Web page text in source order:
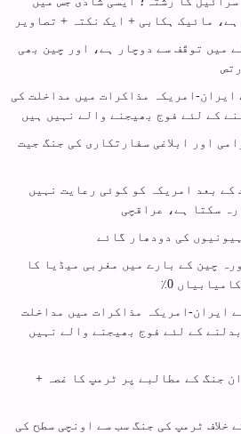
ہے، مائیک ہکابی + ایک نکتہ + تصاویر
میں توقّف سے دوچار ہے، اور چین بھی
ایران-امریکہ مذاکرات میں مداخلت کی
کے لئے فوج بھیجنے والے نہیں ہیں
اور ابلاغی سفارتکاری کی جنگ جیت
کے بعد امریکہ کو کوئی رعایت نہیں
سکتا ہے، عراقچی
کی دودھار گائے
چین کے بارے میں مغربی میڈیا کا
ایران-امریکہ مذاکرات میں مداخلت
کے لئے فوج بھیجنے والے نہیں
جنگ کے مطالبے پر ٹرمپ کا غصہ +
خلاف ٹرمپ کی جنگ سب سے اونچی سطح کی